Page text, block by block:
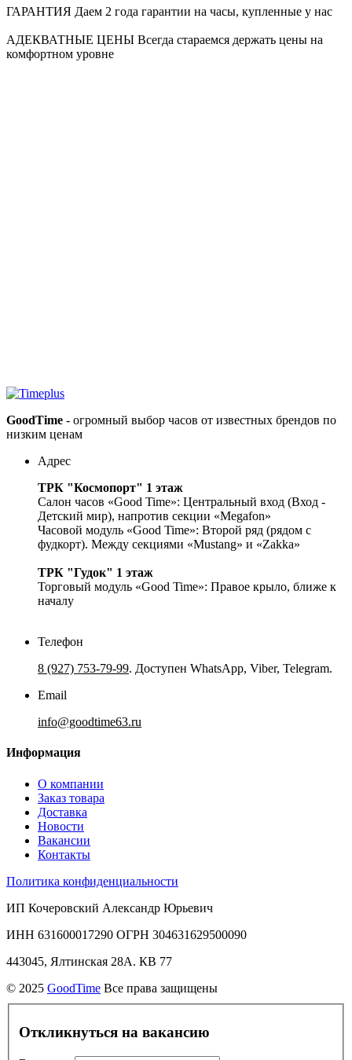
ГАРАНТИЯ Даем 2 года гарантии на часы, купленные у нас
АДЕКВАТНЫЕ ЦЕНЫ Всегда стараемся держать цены на
комфортном уровне
GoodTime - огромный выбор часов от известных брендов по
низким ценам
Адрес
ТРК "Космопорт" 1 этаж
Салон часов «Good Time»: Центральный вход (Вход -
Детский мир), напротив секции «Megafon»
Часовой модуль «Good Time»: Второй ряд (рядом с
фудкорт). Между секциями «Mustang» и «Zakka»
ТРК "Гудок" 1 этаж
Торговый модуль «Good Time»: Правое крыло, ближе к
началу
Телефон
8 (927) 753-79-99. Доступен WhatsApp, Viber, Telegram.
Email
info@goodtime63.ru
Информация
О компании
Заказ товара
Доставка
Новости
Вакансии
Контакты
Политика конфиденциальности
ИП Кочеровский Александр Юрьевич
ИНН 631600017290 ОГРН 304631629500090
443045, Ялтинская 28А. КВ 77
© 2025 GoodTime Все права защищены
Откликнуться на вакансию